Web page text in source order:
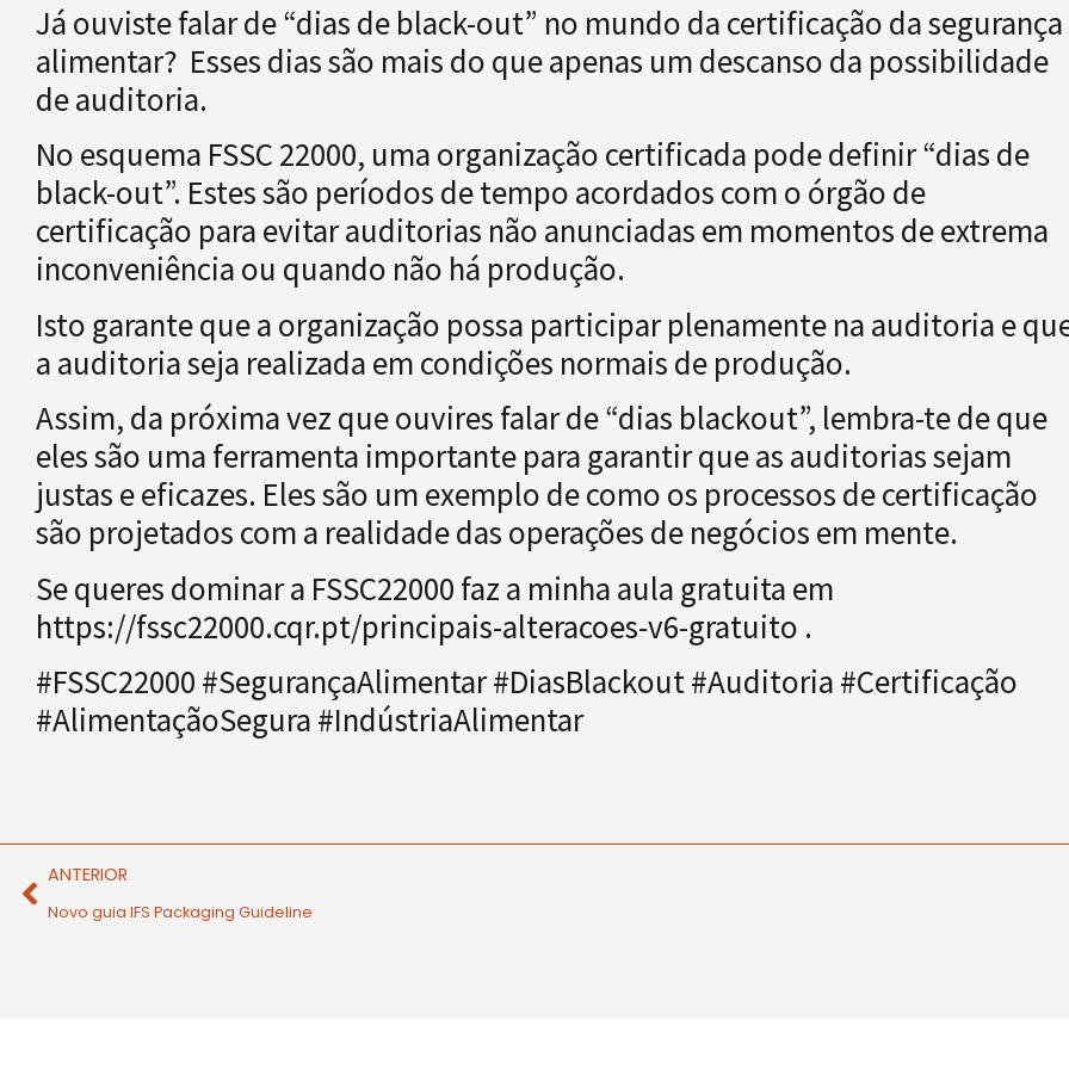
Já ouviste falar de “dias de black-out” no mundo da certificação da segurança
alimentar? Esses dias são mais do que apenas um descanso da possibilidade
de auditoria.
No esquema FSSC 22000, uma organização certificada pode definir “dias de
black-out”. Estes são períodos de tempo acordados com o órgão de
certificação para evitar auditorias não anunciadas em momentos de extrema
inconveniência ou quando não há produção.
Isto garante que a organização possa participar plenamente na auditoria e
a auditoria seja realizada em condições normais de produção.
Assim, da próxima vez que ouvires falar de “dias blackout”, lembra-te de que
eles são uma ferramenta importante para garantir que as auditorias sejam
justas e eficazes. Eles são um exemplo de como os processos de certificação
são projetados com a realidade das operações de negócios em mente.
Se queres dominar a FSSC22000 faz a minha aula gratuita em
https://fssc22000.cqr.pt/principais-alteracoes-v6-gratuito .
#FSSC22000 #SegurançaAlimentar #DiasBlackout #Auditoria #Certificação
#AlimentaçãoSegura #IndústriaAlimentar
ANTERIOR
Novo guia IFS Packaging Guideline